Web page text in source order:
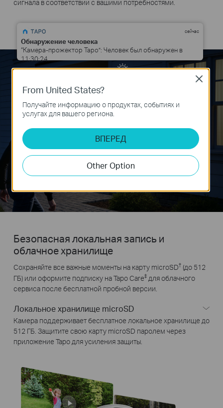
сигнала в соответствии с вашими потребностями.
сейчас
Обнаружение человека
“Камера-прожектор Tapo”: Человек был обнаружен в
11:30:24.
Безопасная локальная запись и
облачное хранилище
Сохраняйте все важные моменты на карту microSD†(до 512
ГБ) или оформите подписку на Tapo Care‡для облачного
сервиса после бесплатной пробной версии.
Локальное хранилище microSD
Камера поддерживает бесплатное локальное хранилище до
512 ГБ. Защитите свою карту microSD паролем через
приложение Tapo для усиления защиты.
From United States?
Получайте информацию о продуктах, событиях и
услугах для вашего региона.
ВПЕРЕД
Other Option
Close